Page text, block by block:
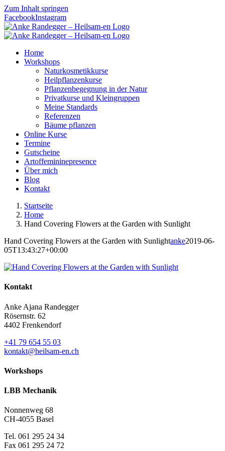
Zum Inhalt springen
FacebookInstagram
Home
Workshops
Naturkosmetikkurse
Heilpflanzenkurse
Pflanzenbegegnung in der Natur
Privatkurse und Kleingruppen
Meine Standards
Referenzen
Bäume pflanzen
Online Kurse
Termine
Gutscheine
Artoffemininepresence
Über mich
Blog
Kontakt
Startseite
Home
Hand Covering Flowers at the Garden with Sunlight
Hand Covering Flowers at the Garden with Sunlightanke2019-06-
05T13:43:27+00:00
Kontakt
Anke Ajana Randegger
Rösernstr. 62
4402 Frenkendorf
+41 79 654 55 03
kontakt@heilsam-en.ch
Workshops
LBB Mechanik
Nonnenweg 68
CH-4055 Basel
Tel. 061 295 24 34
Fax 061 295 24 72